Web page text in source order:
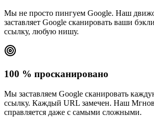
Мы не просто пингуем Google. Наш
заставляет Google сканировать ваши
ссылку, любую нишу.
100 % просканировано
Мы заставляем Google сканировать
ссылку. Каждый URL замечен. Наш
справляется даже с самыми сложными.